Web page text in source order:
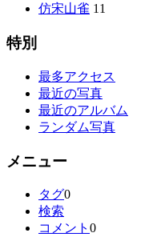
仿宋山雀 11
特別
最多アクセス
最近の写真
最近のアルバム
ランダム写真
メニュー
タグ0
検索
コメント 0